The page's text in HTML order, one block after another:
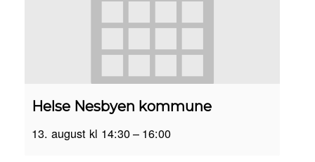
Helse Nesbyen kommune
13. august kl 14:30– 16:00